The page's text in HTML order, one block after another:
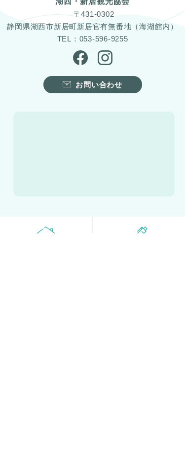
〒431-0302
静岡県湖西市新居町新居官有無番地（海湖館内）
TEL：053-596-9255
お問い合わせ